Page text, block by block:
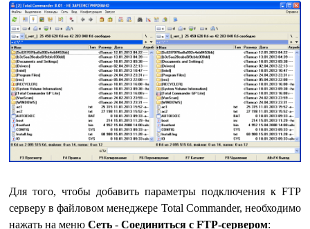
Для того, чтобы добавить параметры подключения к FTP
серверу в файловом менеджере Total Commander, необходимо
нажать на менюСеть -Соединиться с FTP-сервером: